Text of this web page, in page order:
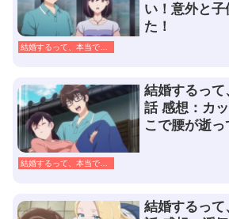
い！意外と
た！
結婚するっ
話 感想：カ
こで腰が逝っ
結婚するっ